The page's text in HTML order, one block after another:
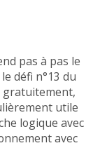
pas à pas le
défi n°13 du
gratuitement,
utile
logique avec
avec